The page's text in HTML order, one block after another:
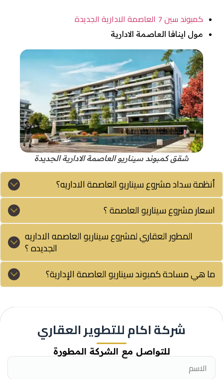
كمبوند سين 7 العاصمة الادارية الجديدة
مول اينافا العاصمة الادارية
شقق كمبوند سيناريو العاصمة الادارية الجديدة
أنظمة سداد مشروع سيناريو العاصمة الاداريه؟
اسعار مشروع سيناريو العاصمة ؟
المطور العقاري لمشروع سيناريو العاصمه الاداريه
الجديده ؟
ما هي مساحة كمبوند سيناريو العاصمة الإدارية؟
شركة اكام للتطوير العقاري
للتواصل مع الشركة المطورة